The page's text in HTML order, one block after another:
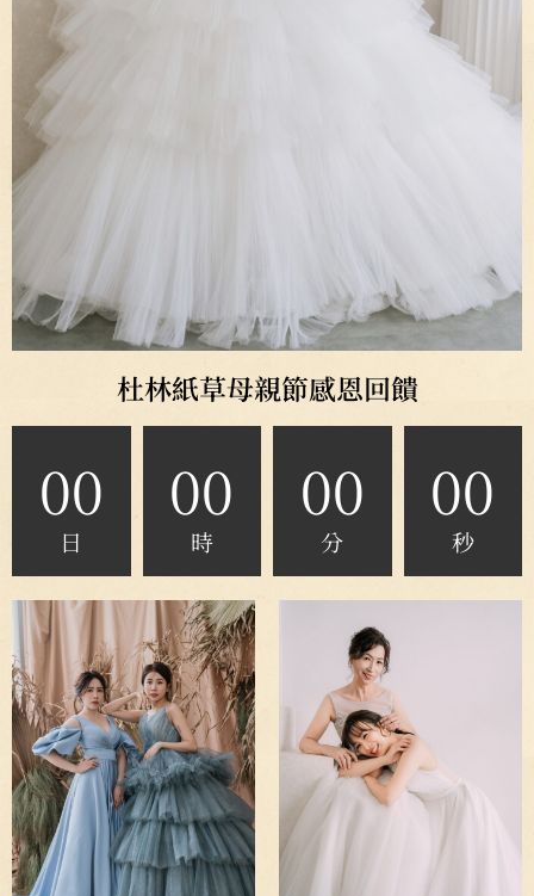
杜林紙草母親節感恩回饋
00
日
00
時
00
分
00
秒